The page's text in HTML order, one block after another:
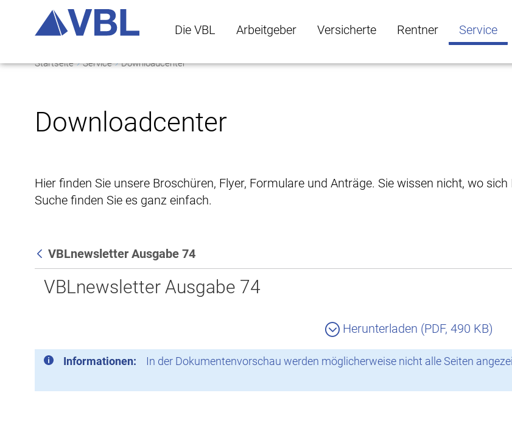
Die VBL Arbeitgeber Versicherte Rentner Service
Startseite Service Downloadcenter
Downloadcenter
Hier finden Sie unsere Broschüren, Flyer, Formulare und Anträge. Sie wissen nicht, wo
Suche finden Sie es ganz einfach.
Zurück
VBLnewsletter Ausgabe 74
VBLnewsletter Ausgabe 74
Herunterladen (PDF, 490 KB)
Informationen: In der Dokumentenvorschau werden möglicherweise nicht alle Seiten